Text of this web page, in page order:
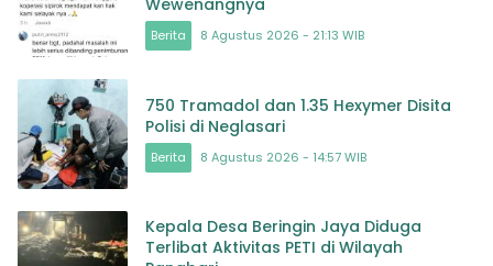
Wewenangnya
Berita 8 Agustus 2026 - 21:13 WIB
750 Tramadol dan 1.35 Hexymer Disita
Polisi di Neglasari
Berita 8 Agustus 2026 - 14:57 WIB
Kepala Desa Beringin Jaya Diduga
Terlibat Aktivitas PETI di Wilayah